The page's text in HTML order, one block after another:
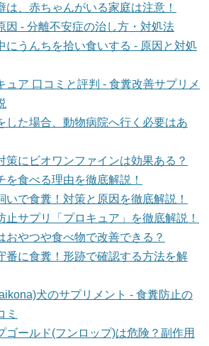
は、赤ちゃんがいる家庭は注意！
因 - 分離不安症の治し方・対処法
にうんちを拾い食いする - 原因と対処
ュア 口コミと評判 - 食糞改善サプリメ
した場合、動物病院へ行く必要はあ
策にビオワンファインは効果ある？
を食べる理由を徹底解説！
いで食糞！対策と原因を徹底解説！
止サプリ「プロキュア」を徹底解説！
おやつや食べ物で改善できる？
番に食糞！形跡で確認する方法を解
犬のサプリメント - 食糞防止の
ミ
ゴールド(フンロップ)は危険？副作用